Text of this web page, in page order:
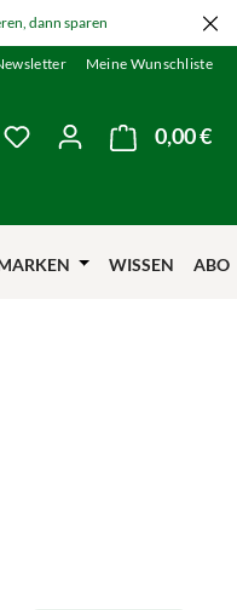
dann sparen
Meine Wunschliste
Du hast 0 Produkte
0,00 €
WISSEN ABO